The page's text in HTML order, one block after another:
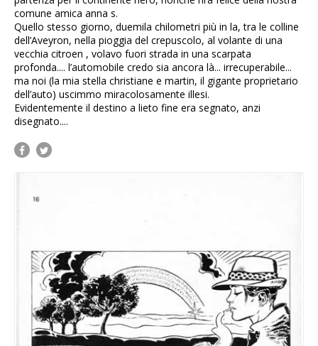
comune amica anna s.
Quello stesso giorno, duemila chilometri più in la, tra le colline
dell’Aveyron, nella pioggia del crepuscolo, al volante di una
vecchia citroen , volavo fuori strada in una scarpata
profonda.... l’automobile credo sia ancora là... irrecuperabile...
ma noi (la mia stella christiane e martin, il gigante proprietario
dell’auto) uscimmo miracolosamente illesi.
Evidentemente il destino a lieto fine era segnato, anzi
disegnato....